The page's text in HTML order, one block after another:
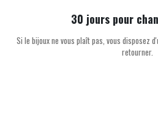
30 jours pour
Si le bijoux ne vous plaît pas, vous disposez
retourner.